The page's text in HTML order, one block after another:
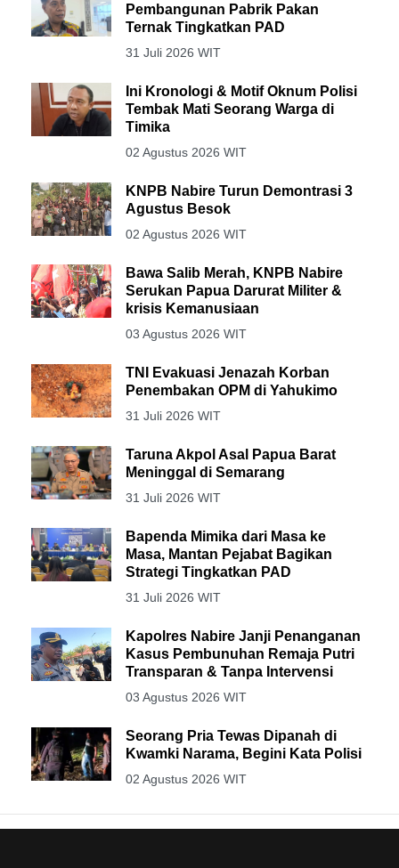
Pembangunan Pabrik Pakan
Ternak Tingkatkan PAD
31 Juli 2026 WIT
Ini Kronologi & Motif Oknum Polisi
Tembak Mati Seorang Warga di
Timika
02 Agustus 2026 WIT
KNPB Nabire Turun Demontrasi 3
Agustus Besok
02 Agustus 2026 WIT
Bawa Salib Merah, KNPB Nabire
Serukan Papua Darurat Militer &
krisis Kemanusiaan
03 Agustus 2026 WIT
TNI Evakuasi Jenazah Korban
Penembakan OPM di Yahukimo
31 Juli 2026 WIT
Taruna Akpol Asal Papua Barat
Meninggal di Semarang
31 Juli 2026 WIT
Bapenda Mimika dari Masa ke
Masa, Mantan Pejabat Bagikan
Strategi Tingkatkan PAD
31 Juli 2026 WIT
Kapolres Nabire Janji Penanganan
Kasus Pembunuhan Remaja Putri
Transparan & Tanpa Intervensi
03 Agustus 2026 WIT
Seorang Pria Tewas Dipanah di
Kwamki Narama, Begini Kata Polisi
02 Agustus 2026 WIT